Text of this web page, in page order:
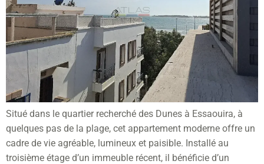
Situé dans le quartier recherché des Dunes à Essaouira, à
quelques pas de la plage, cet appartement moderne offre un
cadre de vie agréable, lumineux et paisible. Installé au
troisième étage d’un immeuble récent, il bénéficie d’un